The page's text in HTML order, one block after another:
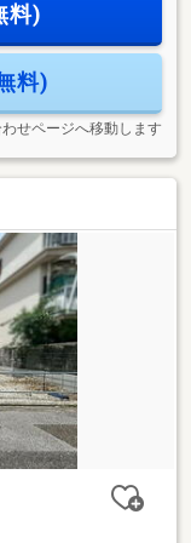
料)
料)
せページへ移動します